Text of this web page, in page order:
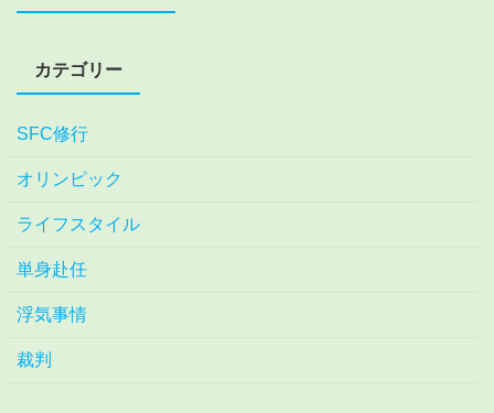
カテゴリー
SFC修行
オリンピック
ライフスタイル
単身赴任
浮気事情
裁判